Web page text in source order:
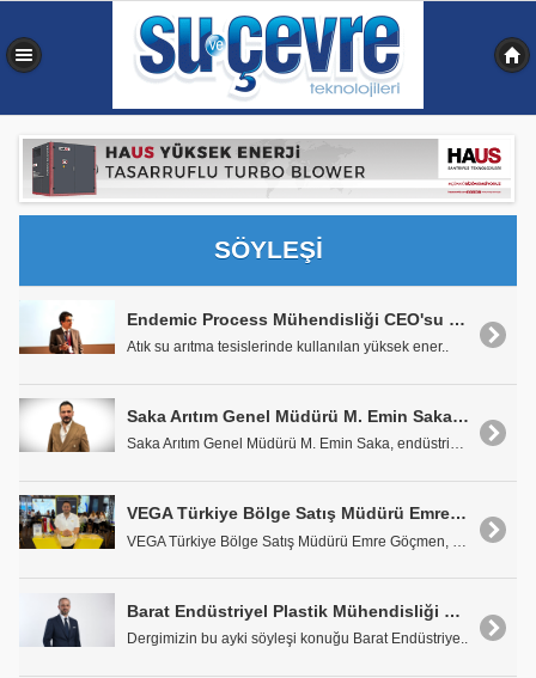
SÖYLEŞİ
Endemic Process Mühendisliği CEO'su ve Kurucusu Burak Atom Okumuş: "Endemic ile Sürdürülebilir Çamur Yönetimi"
Atık su arıtma tesislerinde kullanılan yüksek ener..
Saka Arıtım Genel Müdürü M. Emin Saka: "Suyu Tüketen Değil, Yöneten Tesisler Kazanacak"
Saka Arıtım Genel Müdürü M. Emin Saka, endüstriyel..
VEGA Türkiye Bölge Satış Müdürü Emre Göçmen: "Doğru Ölçüm Stratejik Bir Yönetim Unsurudur"
Barat Endüstriyel Plastik Mühendisliği Kurucusu Barış Arat: "Yüksek Mühendisliği Akıllı Teknolojilerle Buluşturuyoruz"
Dergimizin bu ayki söyleşi konuğu Barat Endüstriye..
0,383 sn